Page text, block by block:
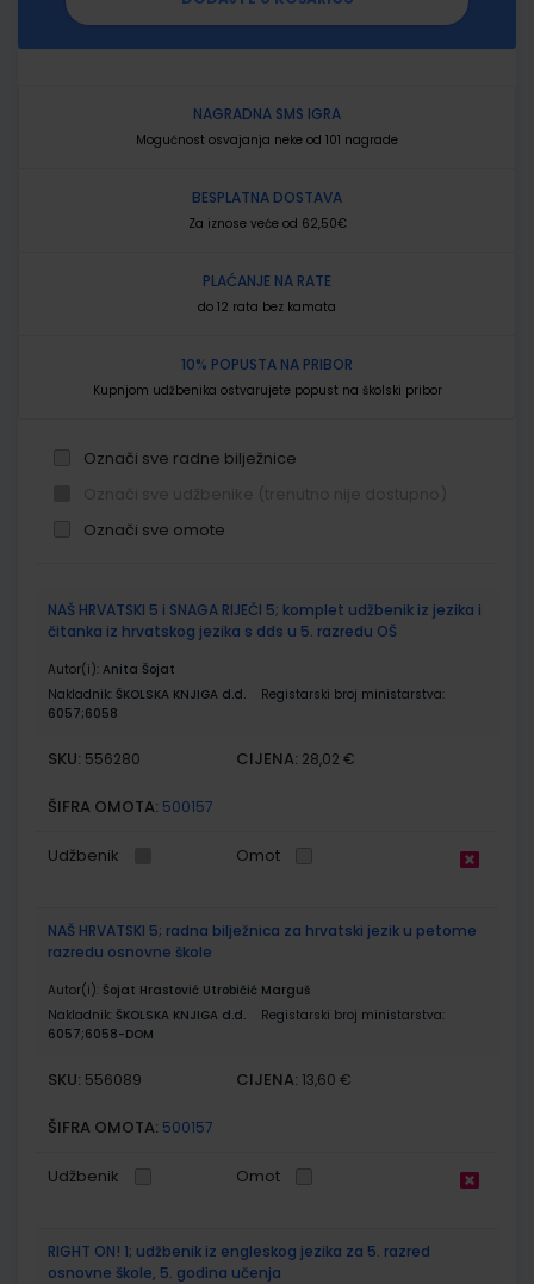
NAGRADNA SMS IGRA
Mogućnost osvajanja neke od 101 nagrade
BESPLATNA DOSTAVA
Za iznose veće od 62,50€
PLAĆANJE NA RATE
do 12 rata bez kamata
10% POPUSTA NA PRIBOR
Kupnjom udžbenika ostvarujete popust na školski pribor
Označi sve radne bilježnice
Označi sve omote
proizvodi
NAŠ HRVATSKI 5 i SNAGA RIJEČI 5; komplet udžbenik iz jezika i
čitanka iz hrvatskog jezika s dds u 5. razredu OŠ
Autor(i): Anita Šojat
Nakladnik: ŠKOLSKA KNJIGA d.d.
Registarski broj ministarstva:
6057;6058
SKU: 556280 CIJENA: 28,02 €
ŠIFRA OMOTA: 500157
Udžbenik Omot
NAŠ HRVATSKI 5; radna bilježnica za hrvatski jezik u petome
razredu osnovne škole
Autor(i): Šojat Hrastović Utrobičić Marguš
Nakladnik: ŠKOLSKA KNJIGA d.d.
Registarski broj ministarstva:
6057;6058-DOM
SKU: 556089 CIJENA: 13,60 €
ŠIFRA OMOTA: 500157
Udžbenik Omot
RIGHT ON! 1; udžbenik iz engleskog jezika za 5. razred
osnovne škole, 5. godina učenja